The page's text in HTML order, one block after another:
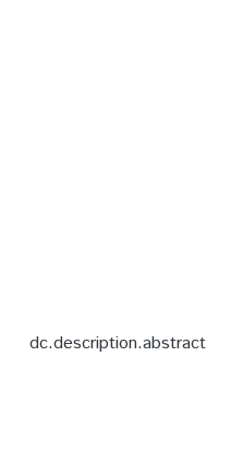
dc.description.abstract